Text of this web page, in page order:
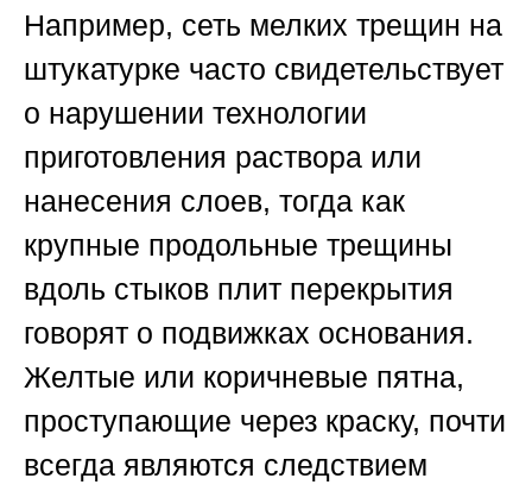
Например, сеть мелких трещин на
штукатурке часто свидетельствует
о нарушении технологии
приготовления раствора или
нанесения слоев, тогда как
крупные продольные трещины
вдоль стыков плит перекрытия
говорят о подвижках основания.
Желтые или коричневые пятна,
проступающие через краску, почти
всегда являются следствием